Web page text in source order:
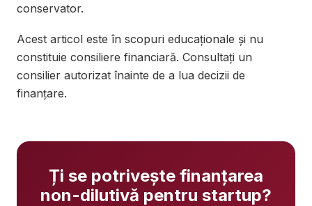
conservator.
Acest articol este în scopuri educaționale și nu
constituie consiliere financiară. Consultați un
consilier autorizat înainte de a lua decizii de
finanțare.
Ți se potrivește finanțarea
non-dilutivă pentru startup?